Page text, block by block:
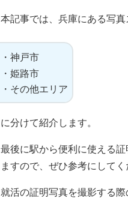
本記事では、兵庫にある写
・神戸市
・姫路市
・その他エリア
に分けて紹介します。
最後に駅から便利に使える
ますので、ぜひ参考にしてく
就活の証明写真を撮影する